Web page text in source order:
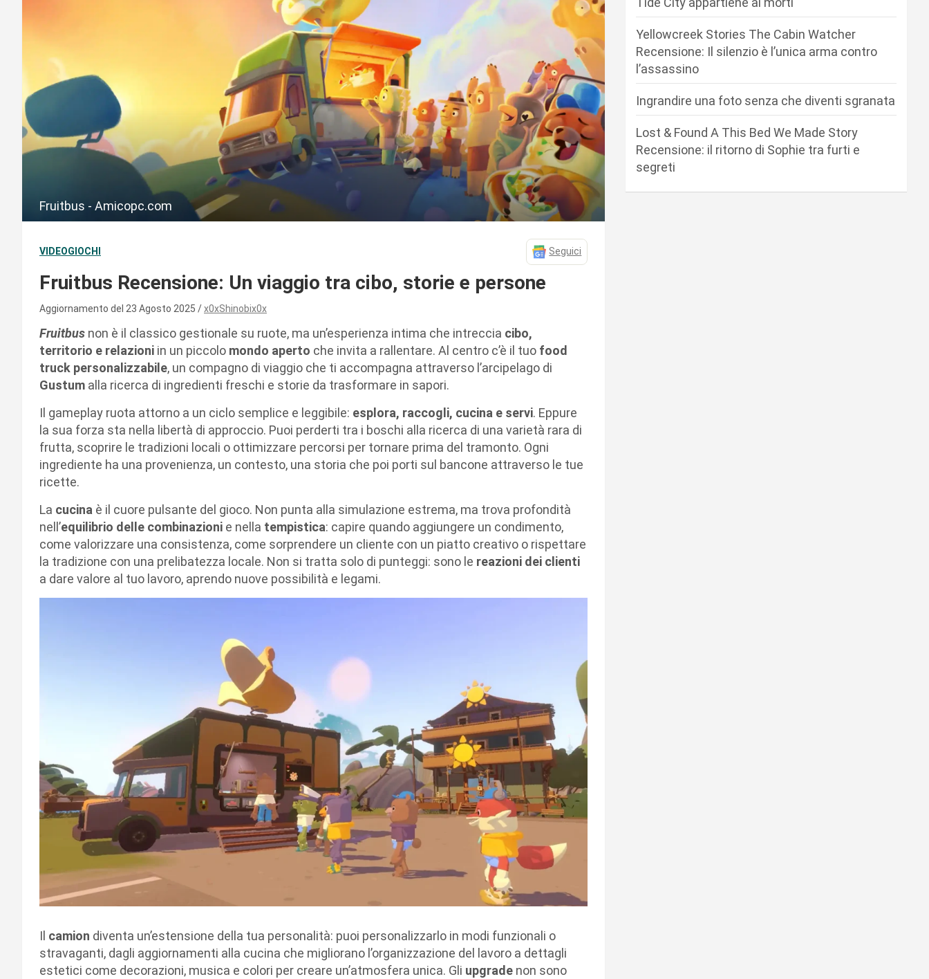
Fruitbus - Amicopc.com
VIDEOGIOCHI Seguici
Fruitbus Recensione: Un viaggio tra cibo, storie e persone
Aggiornamento del 23 Agosto 2025 x0xShinobix0x
Fruitbus non è il classico gestionale su ruote, ma un’esperienza intima che intreccia cibo,
territorio e relazioni in un piccolo mondo aperto che invita a rallentare. Al centro c’è il tuo food
truck personalizzabile, un compagno di viaggio che ti accompagna attraverso l’arcipelago di
Gustum alla ricerca di ingredienti freschi e storie da trasformare in sapori.
Il gameplay ruota attorno a un ciclo semplice e leggibile: esplora, raccogli, cucina e servi. Eppure
la sua forza sta nella libertà di approccio. Puoi perderti tra i boschi alla ricerca di una varietà rara di
frutta, scoprire le tradizioni locali o ottimizzare percorsi per tornare prima del tramonto. Ogni
ingrediente ha una provenienza, un contesto, una storia che poi porti sul bancone attraverso le tue
ricette.
La cucina è il cuore pulsante del gioco. Non punta alla simulazione estrema, ma trova profondità
nell’equilibrio delle combinazioni e nella tempistica: capire quando aggiungere un condimento,
come valorizzare una consistenza, come sorprendere un cliente con un piatto creativo o rispettare
la tradizione con una prelibatezza locale. Non si tratta solo di punteggi: sono le reazioni dei clienti
a dare valore al tuo lavoro, aprendo nuove possibilità e legami.
Il camion diventa un’estensione della tua personalità: puoi personalizzarlo in modi funzionali o
stravaganti, dagli aggiornamenti alla cucina che migliorano l’organizzazione del lavoro a dettagli
estetici come decorazioni, musica e colori per creare un’atmosfera unica. Gli upgrade non sono
Yellowcreek Stories The Cabin Watcher
Recensione: Il silenzio è l’unica arma contro
l’assassino
Ingrandire una foto senza che diventi sgranata
Lost & Found A This Bed We Made Story
Recensione: il ritorno di Sophie tra furti e
segreti